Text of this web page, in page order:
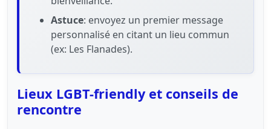
Astuce: envoyez un premier message
personnalisé en citant un lieu commun
(ex: Les Flanades).
Lieux LGBT-friendly et conseils de
rencontre